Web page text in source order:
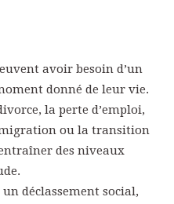
Fraternelle
avoir besoin d’un
donné de leur vie.
la perte d’emploi,
ou la transition
des niveaux
déclassement social,